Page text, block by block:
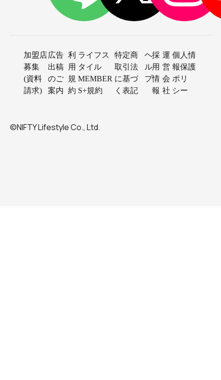
加盟店
募集
(資料
請求)
広告
出稿
のご
案内
利
用
規
約
ライフス
タイル
MEMBER
S+規約
特定商
取引法
に基づ
く表記
ヘ
ル
プ
採
用
情
報
運
営
会
社
個人情
報保護
ポリ
シー
©NIFTY Lifestyle Co., Ltd.